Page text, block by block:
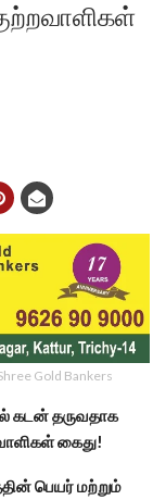
Gold Bankers
தருவதாக
கைது!
பெயர் மற்றும்